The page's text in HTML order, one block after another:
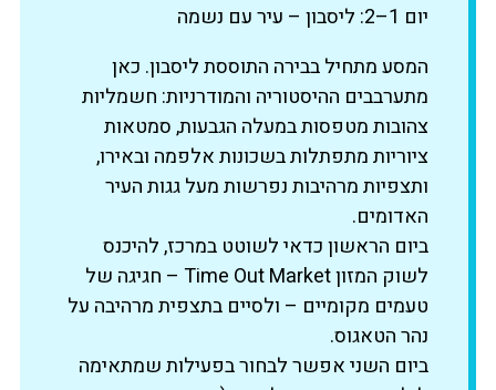
יום 1–2: ליסבון – עיר עם נשמה
המסע מתחיל בבירה התוססת ליסבון. כאן
מתערבבים ההיסטוריה והמודרניות: חשמליות
צהובות מטפסות במעלה הגבעות, סמטאות
ציוריות מתפתלות בשכונות אלפמה ובאירו,
ותצפיות מרהיבות נפרשות מעל גגות העיר
האדומים.
ביום הראשון כדאי לשוטט במרכז, להיכנס
לשוק המזון Time Out Market – חגיגה של
טעמים מקומיים – ולסיים בתצפית מרהיבה על
נהר הטאגוס.
ביום השני אפשר לבחור בפעילות שמתאימה